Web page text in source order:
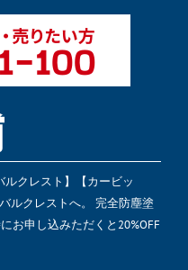
クレスト】【カービッ
ルクレストへ。 完全防塵塗
お申し込みただくと20%OFF